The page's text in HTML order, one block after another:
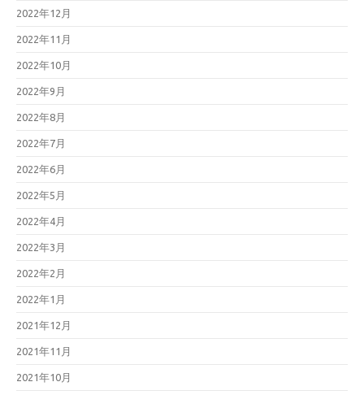
2022年12月
2022年11月
2022年10月
2022年9月
2022年8月
2022年7月
2022年6月
2022年5月
2022年4月
2022年3月
2022年2月
2022年1月
2021年12月
2021年11月
2021年10月